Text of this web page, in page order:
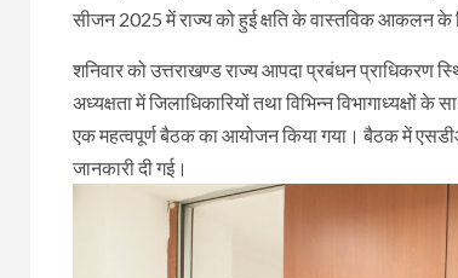
सीजन 2025 में राज्य को हुई क्षति के वास्तविक आकलन के
शनिवार को उत्तराखण्ड राज्य आपदा प्रबंधन प्राधिकरण
अध्यक्षता में जिलाधिकारियों तथा विभिन्न
एक महत्वपूर्ण बैठक का आयोजन किया गया। बैठक में
जानकारी दी गई।